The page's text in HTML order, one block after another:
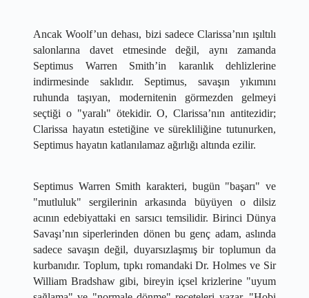
​Ancak Woolf’un dehası, bizi sadece Clarissa’nın ışıltılı
salonlarına davet etmesinde değil, aynı zamanda
Septimus Warren Smith’in karanlık dehlizlerine
indirmesinde saklıdır. Septimus, savaşın yıkımını
ruhunda taşıyan, modernitenin görmezden gelmeyi
seçtiği o "yaralı" ötekidir. O, Clarissa’nın antitezidir;
Clarissa hayatın estetiğine ve sürekliliğine tutunurken,
Septimus hayatın katlanılamaz ağırlığı altında ezilir.
​Septimus Warren Smith karakteri, bugün "başarı" ve
"mutluluk" sergilerinin arkasında büyüyen o dilsiz
acının edebiyattaki en sarsıcı temsilidir. Birinci Dünya
Savaşı’nın siperlerinden dönen bu genç adam, aslında
sadece savaşın değil, duyarsızlaşmış bir toplumun da
kurbanıdır. Toplum, tıpkı romandaki Dr. Holmes ve Sir
William Bradshaw gibi, bireyin içsel krizlerine "uyum